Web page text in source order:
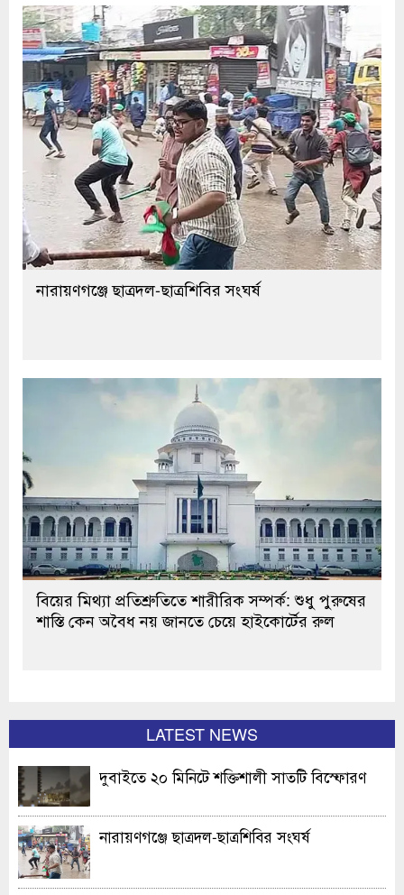
নারায়ণগঞ্জে ছাত্রদল-ছাত্রশিবির সংঘর্ষ
বিয়ের মিথ্যা প্রতিশ্রুতিতে শারীরিক সম্পর্ক: শুধু পুরুষের
শাস্তি কেন অবৈধ নয় জানতে চেয়ে হাইকোর্টের রুল
LATEST NEWS
দুবাইতে ২০ মিনিটে শক্তিশালী সাতটি বিস্ফোরণ
নারায়ণগঞ্জে ছাত্রদল-ছাত্রশিবির সংঘর্ষ